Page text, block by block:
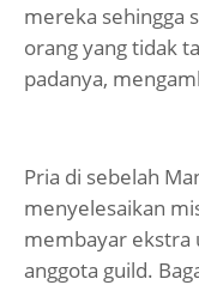
mereka sehingga
orang yang tidak
padanya,
Pria di sebelah
menyelesaikan
membayar ekstra
anggota guild.